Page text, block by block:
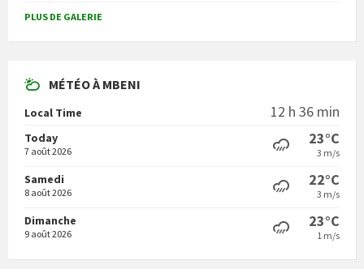
PLUS DE GALERIE
MÉTÉO À MBENI
Local Time 12 h 36 min
Today
7 août 2026
23°C
3 m/s
Samedi
8 août 2026
22°C
3 m/s
Dimanche
9 août 2026
23°C
1 m/s